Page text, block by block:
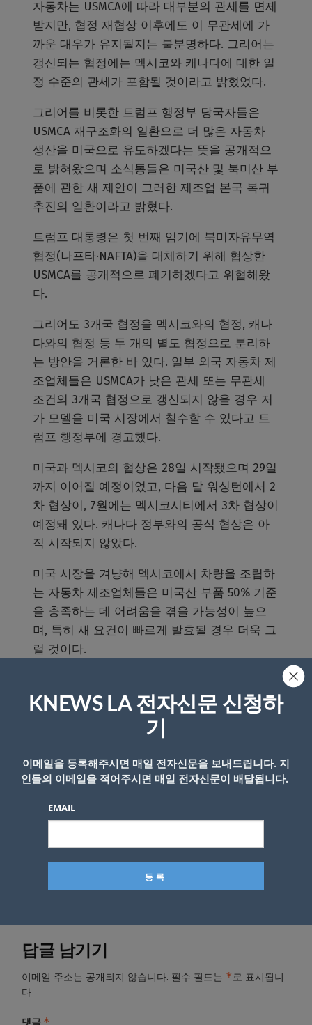
자동차는 USMCA에 따라 대부분의 관세를 면제
받지만, 협정 재협상 이후에도 이 무관세에 가
까운 대우가 유지될지는 불분명하다. 그리어는
갱신되는 협정에는 멕시코와 캐나다에 대한 일
정 수준의 관세가 포함될 것이라고 밝혔었다.
그리어를 비롯한 트럼프 행정부 당국자들은
USMCA 재구조화의 일환으로 더 많은 자동차
생산을 미국으로 유도하겠다는 뜻을 공개적으
로 밝혀왔으며 소식통들은 미국산 및 북미산 부
품에 관한 새 제안이 그러한 제조업 본국 복귀
추진의 일환이라고 밝혔다.
트럼프 대통령은 첫 번째 임기에 북미자유무역
협정(나프타·NAFTA)을 대체하기 위해 협상한
USMCA를 공개적으로 폐기하겠다고 위협해왔
다.
그리어도 3개국 협정을 멕시코와의 협정, 캐나
다와의 협정 등 두 개의 별도 협정으로 분리하
는 방안을 거론한 바 있다. 일부 외국 자동차 제
조업체들은 USMCA가 낮은 관세 또는 무관세
조건의 3개국 협정으로 갱신되지 않을 경우 저
가 모델을 미국 시장에서 철수할 수 있다고 트
럼프 행정부에 경고했다.
미국과 멕시코의 협상은 28일 시작됐으며 29일
까지 이어질 예정이었고, 다음 달 워싱턴에서 2
차 협상이, 7월에는 멕시코시티에서 3차 협상이
예정돼 있다. 캐나다 정부와의 공식 협상은 아
직 시작되지 않았다.
미국 시장을 겨냥해 멕시코에서 차량을 조립하
는 자동차 제조업체들은 미국산 부품 50% 기준
을 충족하는 데 어려움을 겪을 가능성이 높으
며, 특히 새 요건이 빠르게 발효될 경우 더욱 그
럴 것이다.
GMC 테레인 스포츠유틸리티차량(SUV)의 경우
부품 가격 기준 미국 또는 캐나다산 비율이 11%
에 불과하다. 이 크로스오버 차량의 부품 대부
K-News LA 편집부
답글 남기기
이메일 주소는 공개되지 않습니다. 필수 필드는 *로 표시됩니
다
댓글 *
KNEWS LA 전자신문 신청하
기
이메일을 등록해주시면 매일 전자신문을 보내드립니다. 지
인들의 이메일을 적어주시면 매일 전자신문이 배달됩니다.
EMAIL